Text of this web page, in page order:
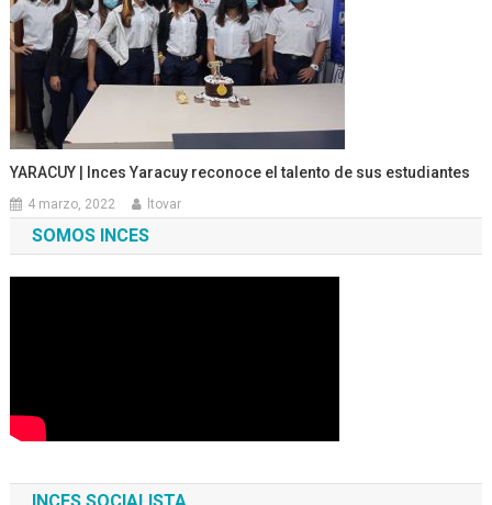
YARACUY | Inces Yaracuy reconoce el talento de sus estudiantes
4 marzo, 2022 ltovar
SOMOS INCES